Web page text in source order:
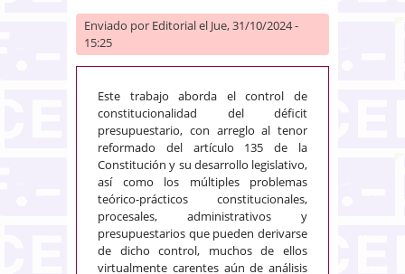
Enviado por Editorialel Jue, 31/10/2024 -
15:25
Este trabajo aborda el control de
constitucionalidad del déficit
presupuestario, con arreglo al tenor
reformado del artículo 135 de la
Constitución y su desarrollo legislativo,
así como los múltiples problemas
teórico-prácticos constitucionales,
procesales, administrativos y
presupuestarios que pueden derivarse
de dicho control, muchos de ellos
virtualmente carentes aún de análisis